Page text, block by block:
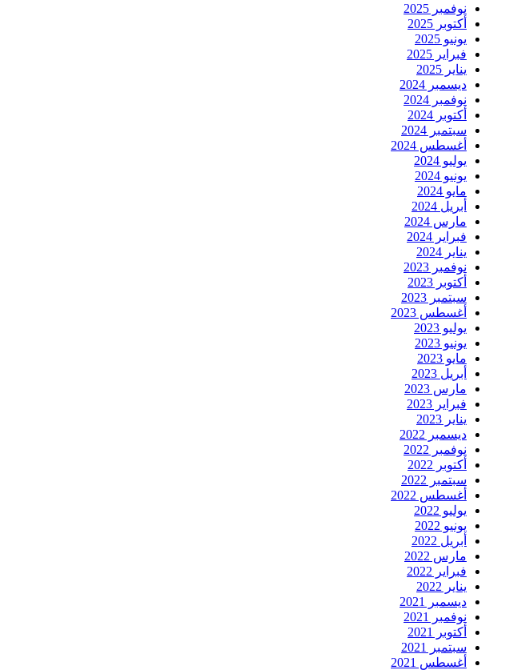
نوفمبر 2025
أكتوبر 2025
يونيو 2025
فبراير 2025
يناير 2025
ديسمبر 2024
نوفمبر 2024
أكتوبر 2024
سبتمبر 2024
أغسطس 2024
يوليو 2024
يونيو 2024
مايو 2024
أبريل 2024
مارس 2024
فبراير 2024
يناير 2024
نوفمبر 2023
أكتوبر 2023
سبتمبر 2023
أغسطس 2023
يوليو 2023
يونيو 2023
مايو 2023
أبريل 2023
مارس 2023
فبراير 2023
يناير 2023
ديسمبر 2022
نوفمبر 2022
أكتوبر 2022
سبتمبر 2022
أغسطس 2022
يوليو 2022
يونيو 2022
أبريل 2022
مارس 2022
فبراير 2022
يناير 2022
ديسمبر 2021
نوفمبر 2021
أكتوبر 2021
سبتمبر 2021
أغسطس 2021